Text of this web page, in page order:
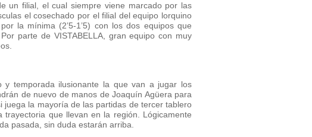
un filial, el cual siempre viene marcado por las
el cosechado por el filial del equipo lorquino
la mínima (2’5-1’5) con los dos equipos que
parte de VISTABELLA, gran equipo con muy
y temporada ilusionante la que van a jugar los
de nuevo de manos de Joaquín Agüera para
la mayoría de las partidas de tercer tablero
que llevan en la región. Lógicamente
pasada, sin duda estarán arriba.